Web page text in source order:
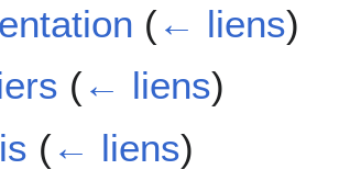
(← liens)
(← liens)
(← liens)